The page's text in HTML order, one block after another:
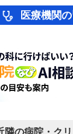
医療機関
隣の病院・ク